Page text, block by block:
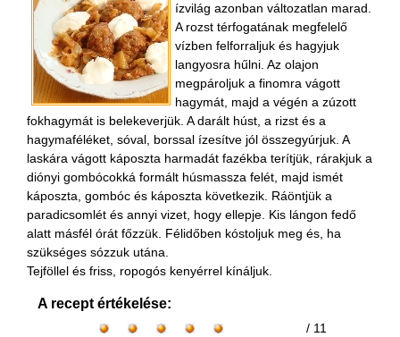
ízvilág azonban változatlan marad.
A rozst térfogatának megfelelő
vízben felforraljuk és hagyjuk
langyosra hűlni. Az olajon
megpároljuk a finomra vágott
hagymát, majd a végén a zúzott
fokhagymát is belekeverjük. A darált húst, a rizst és a
hagymaféléket, sóval, borssal ízesítve jól összegyúrjuk. A
laskára vágott káposzta harmadát fazékba terítjük, rárakjuk a
diónyi gombócokká formált húsmassza felét, majd ismét
káposzta, gombóc és káposzta következik. Ráöntjük a
paradicsomlét és annyi vizet, hogy ellepje. Kis lángon fedő
alatt másfél órát főzzük. Félidőben kóstoljuk meg és, ha
szükséges sózzuk utána.
Tejföllel és friss, ropogós kenyérrel kínáljuk.
A recept értékelése:
/ 11